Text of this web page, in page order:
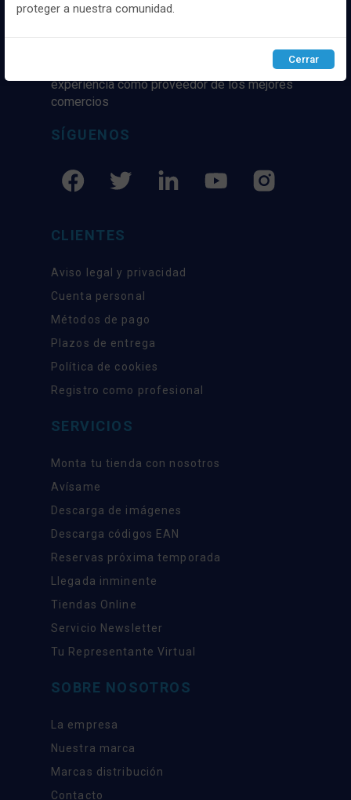
Distribuidor y mayorista textil de las mejores
experiencia como proveedor de los mejores
comercios
SÍGUENOS
CLIENTES
Aviso legal y privacidad
Cuenta personal
Métodos de pago
Plazos de entrega
Política de cookies
Registro como profesional
SERVICIOS
Monta tu tienda con nosotros
Avísame
Descarga de imágenes
Descarga códigos EAN
Reservas próxima temporada
Llegada inminente
Tiendas Online
Servicio Newsletter
Tu Representante Virtual
SOBRE NOSOTROS
La empresa
Nuestra marca
Marcas distribución
Contacto
Configurar Rechazar ACEPTAR
proteger a nuestra comunidad.
Cerrar